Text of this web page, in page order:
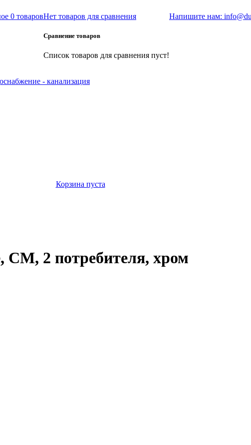
0 товаровНет товаров для сравнения
Сравнение товаров
Список товаров для сравнения пуст!
Напишите нам:
- канализация
Корзина пуста
СМ, 2 потребителя, хром